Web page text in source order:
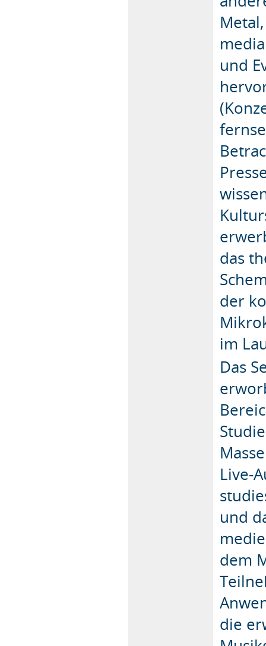
und
das
der
im
Das
Live-
und
dem
die